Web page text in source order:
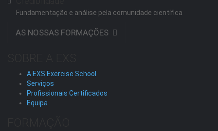
Fundamentação e análise pela comunidade científica
AS NOSSAS FORMAÇÕES
A EXS Exercise School
Serviços
Profissionais Certificados
Equipa